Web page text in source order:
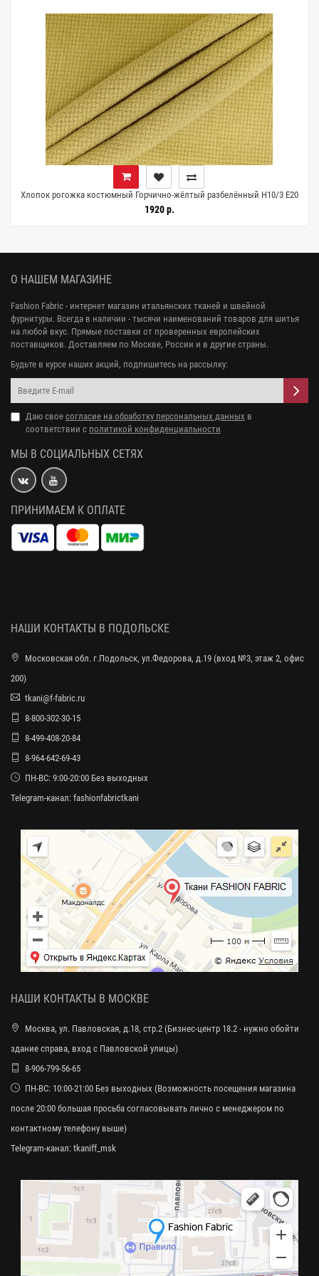
Хлопок рогожка костюмный Горчично-жёлтый разбелённый H10/3 E20
25072611
1920 р.
О НАШЕМ МАГАЗИНЕ
Fashion Fabric - интернет магазин итальянских тканей и швейной
фурнитуры. Всегда в наличии - тысячи наименований товаров для шитья
на любой вкус. Прямые поставки от проверенных европейских
поставщиков. Доставляем по Москве, России и в другие страны.
Будьте в курсе наших акций, подпишитесь на рассылку:
Даю свое согласие на обработку персональных данных в
соответствии с политикой конфиденциальности
МЫ В СОЦИАЛЬНЫХ СЕТЯХ
ПРИНИМАЕМ К ОПЛАТЕ
НАШИ КОНТАКТЫ В ПОДОЛЬСКЕ
Московская обл. г.Подольск, ул.Федорова, д.19 (вход №3, этаж 2, офис
200)
tkani@f-fabric.ru
8-800-302-30-15
8-499-408-20-84
8-964-642-69-43
ПН-ВС: 9:00-20:00 Без выходных
Telegram-канал: fashionfabrictkani
НАШИ КОНТАКТЫ В МОСКВЕ
Москва, ул. Павловская, д.18, стр.2 (Бизнес-центр 18.2 - нужно обойти
здание справа, вход с Павловской улицы)
8-906-799-56-65
ПН-ВС: 10:00-21:00 Без выходных (Возможность посещения магазина
после 20:00 большая просьба согласовывать лично с менеджером по
контактному телефону выше)
Telegram-канал: tkaniff_msk